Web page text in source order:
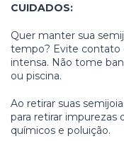
CUIDADOS:
Quer manter sua
tempo? Evite contato
intensa. Não tome
ou piscina.
Ao retirar suas
para retirar impurezas
químicos e poluição.